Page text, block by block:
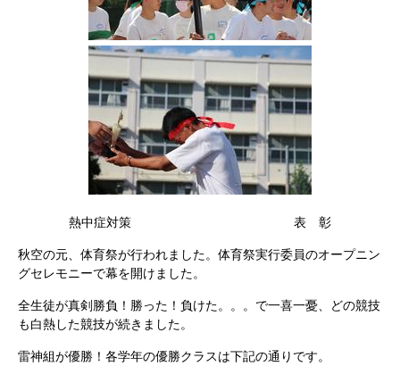
熱中症対策 表 彰
秋空の元、体育祭が行われました。体育祭実行委員のオープニン
グセレモニーで幕を開けました。
全生徒が真剣勝負！勝った！負けた。。。で一喜一憂、どの競技
も白熱した競技が続きました。
雷神組が優勝！各学年の優勝クラスは下記の通りです。